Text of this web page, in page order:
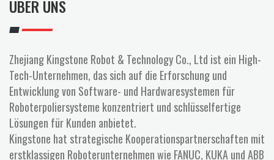
e
n
ÜBER UNS
Zhejiang Kingstone Robot & Technology Co., Ltd ist ein High-
Tech-Unternehmen, das sich auf die Erforschung und
Entwicklung von Software- und Hardwaresystemen für
Roboterpoliersysteme konzentriert und schlüsselfertige
Lösungen für Kunden anbietet.
Kingstone hat strategische Kooperationspartnerschaften mit
erstklassigen Roboterunternehmen wie FANUC, KUKA und ABB